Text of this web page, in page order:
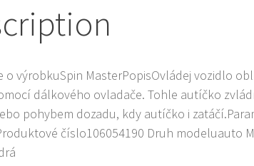
o výrobkuSpin MasterPopisOvládej vozidlo
dálkového ovladače. Tohle autíčko
pohybem dozadu, kdy autíčko i
číslo106054190 Druh modeluauto